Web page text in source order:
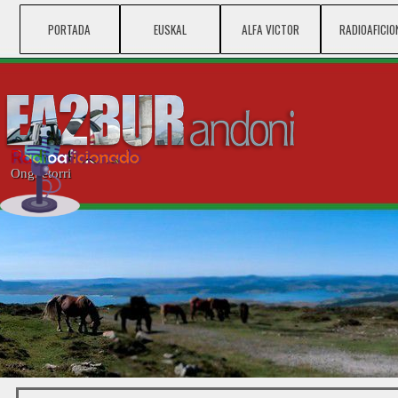
Vaya al Contenido
PORTADA EUSKAL ▼
ALFA VICTOR ▼
Ongi etorri